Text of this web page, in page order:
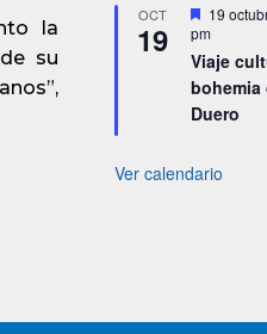
la
su
OCT
19
19
pm
Viaje
bohemia
Duero
Ver calendario